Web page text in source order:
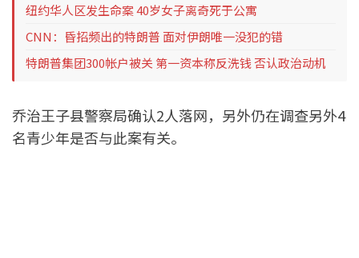
纽约华人区发生命案 40岁女子离奇死于公寓
CNN：昏招频出的特朗普 面对伊朗唯一没犯的错
特朗普集团300帐户被关 第一资本称反洗钱 否认政治动机
乔治王子县警察局确认2人落网，另外仍在调查另外4
名青少年是否与此案有关。